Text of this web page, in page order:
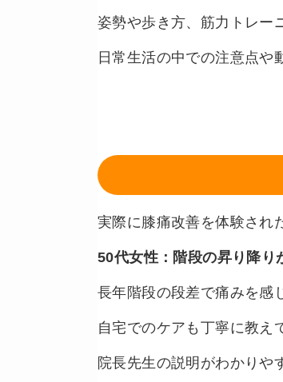
姿勢や歩き方、筋力トレー
日常生活の中での注意点や
実際に膝痛改善を体験され
50代女性：階段の昇り降り
長年階段の段差で痛みを感
自宅でのケアも丁寧に教え
院長先生の説明がわかりや